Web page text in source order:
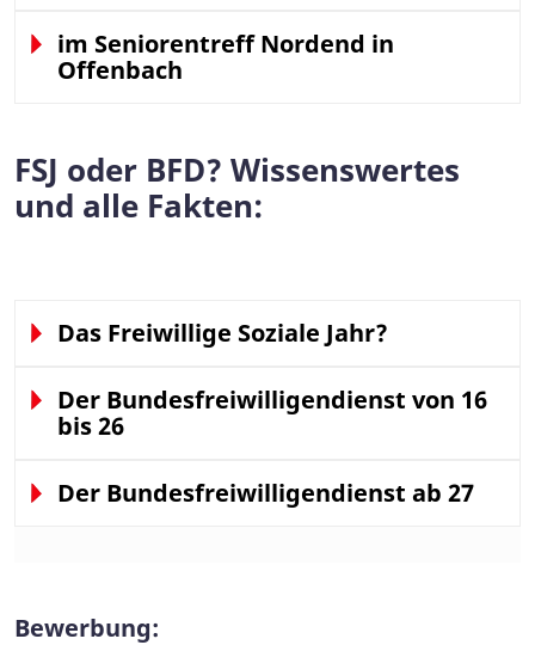
im Seniorentreff Nordend in
Offenbach
FSJ oder BFD? Wissenswertes
und alle Fakten:
Das Freiwillige Soziale Jahr?
Der Bundesfreiwilligendienst von 16
bis 26
Der Bundesfreiwilligendienst ab 27
Bewerbung: